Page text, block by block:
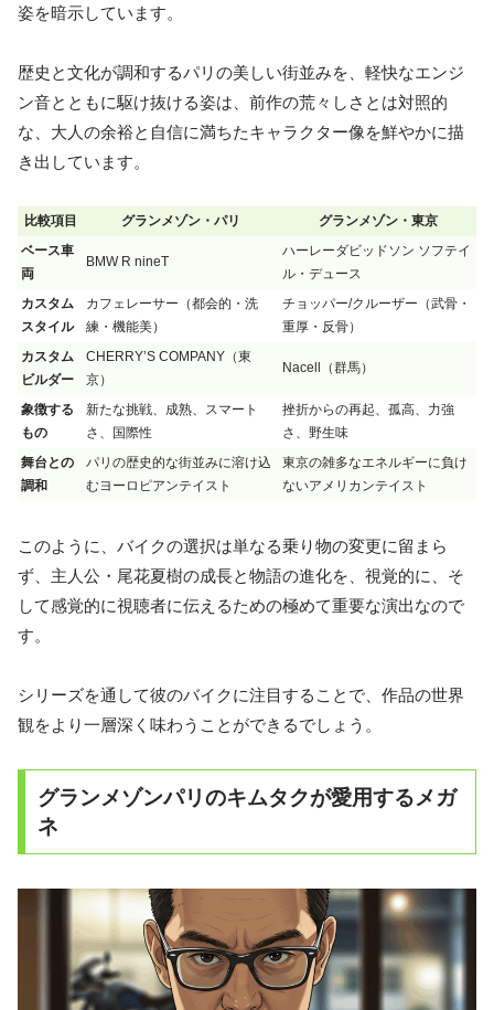
姿を暗示しています。
歴史と文化が調和するパリの美しい街並みを、軽快なエンジ
ン音とともに駆け抜ける姿は、前作の荒々しさとは対照的
な、 大人の余裕と自信に満ちたキャラクター像を鮮やかに描
き出しています。
比較項目 グランメゾン・パリ
グランメゾン・東京
ベース車
両
BMW R nineT
ハーレーダビッドソン ソフテイ
ル・デュース
カスタム
スタイル
カフェレーサー（都会的・洗
練・機能美）
チョッパー/クルーザー（武骨・
重厚・反骨）
カスタム
ビルダー
CHERRY’S COMPANY（東
京）
Nacell（群馬）
象徴する
もの
新たな挑戦、成熟、スマート
さ、国際性
挫折からの再起、孤高、力強
さ、野生味
舞台との
調和
パリの歴史的な街並みに溶け込
むヨーロピアンテイスト
東京の雑多なエネルギーに負け
ないアメリカンテイスト
このように、バイクの選択は単なる乗り物の変更に留まら
ず、 主人公・尾花夏樹の成長と物語の進化を、視覚的に、そ
して感覚的に視聴者に伝えるための極めて重要な演出なので
す。
シリーズを通して彼のバイクに注目することで、作品の世界
観をより一層深く味わうことができるでしょう。
グランメゾンパリのキムタクが愛用するメガ
ネ